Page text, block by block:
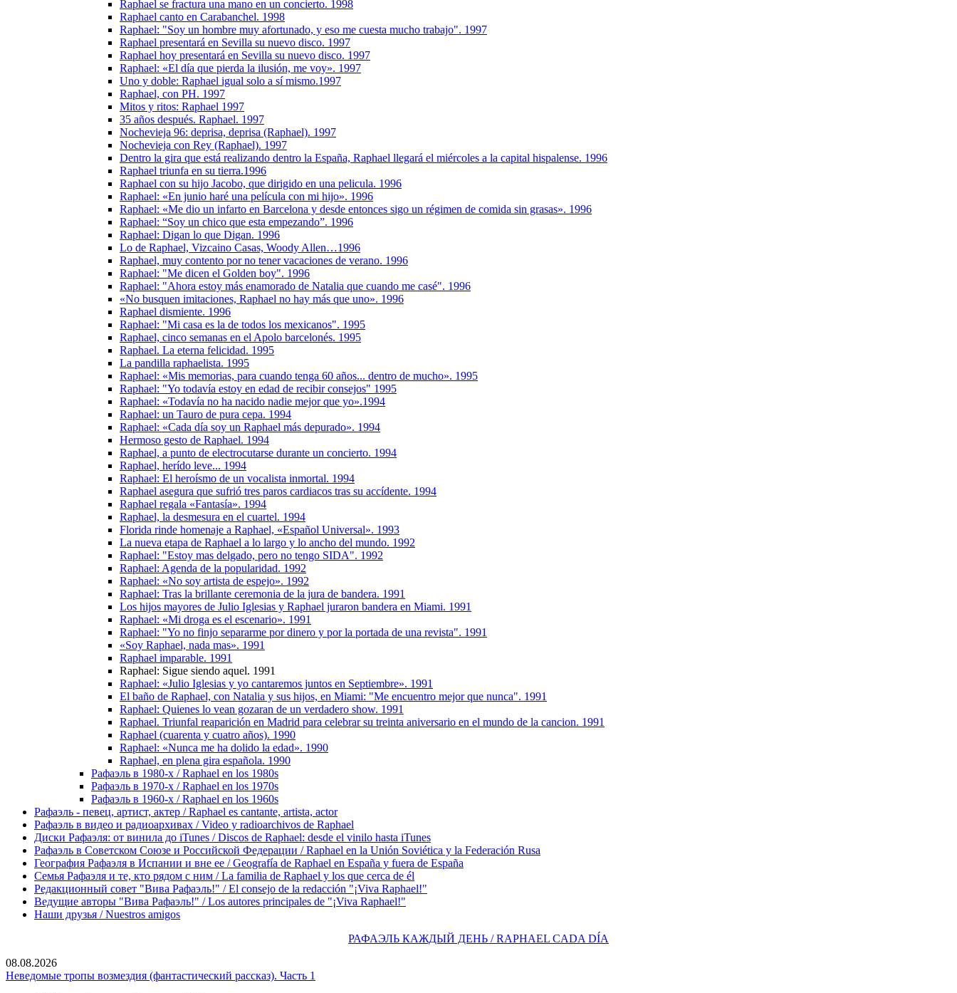
Raphael se fractura una mano en un concierto. 1998
Raphael canto en Carabanchel. 1998
Raphael: "Soy un hombre muy afortunado, y eso me cuesta mucho trabajo". 1997
Raphael presentará en Sevilla su nuevo disco. 1997
Raphael hoy presentará en Sevilla su nuevo disco. 1997
Raphael: «El día que pierda la ilusión, me voy». 1997
Uno y doble: Raphael igual solo a sí mismo.1997
Raphael, con PH. 1997
Mitos y ritos: Raphael 1997
35 años después. Raphael. 1997
Nochevieja 96: deprisa, deprisa (Raphael). 1997
Nochevieja con Rey (Raphael). 1997
Dentro la gira que está realizando dentro la España, Raphael llegará el miércoles a la capital hispalense. 1996
Raphael triunfa en su tierra.1996
Raphael con su hijo Jacobo, que dirigido en una pelicula. 1996
Raphael: «En junio haré una película con mi hijo». 1996
Raphael: «Me dio un infarto en Barcelona y desde entonces sigo un régimen de comida sin grasas». 1996
Raphael: “Soy un chico que esta empezando”. 1996
Raphael: Digan lo que Digan. 1996
Lo de Raphael, Vizcaino Casas, Woody Allen…1996
Raphael, muy contento por no tener vacaciones de verano. 1996
Raphael: "Me dicen el Golden boy". 1996
Raphael: "Ahora estoy más enamorado de Natalia que cuando me casé". 1996
«No busquen imitaciones, Raphael no hay más que uno». 1996
Raphael dismiente. 1996
Raphael: "Mi casa es la de todos los mexicanos". 1995
Raphael, cinco semanas en el Apolo barcelonés. 1995
Raphael. La eterna felicidad. 1995
La pandilla raphaelista. 1995
Raphael: «Mis memorias, para cuando tenga 60 años... dentro de mucho». 1995
Raphael: "Yo todavía estoy en edad de recibir consejos" 1995
Raphael: «Todavía no ha nacido nadie mejor que yo».1994
Raphael: un Tauro de pura cepa. 1994
Raphael: «Cada día soy un Raphael más depurado». 1994
Hermoso gesto de Raphael. 1994
Raphael, a punto de electrocutarse durante un concierto. 1994
Raphael, herído leve... 1994
Raphael: El heroísmo de un vocalista inmortal. 1994
Raphael asegura que sufrió tres paros cardiacos tras su accídente. 1994
Raphael regala «Fantasía». 1994
Raphael, la desmesura en el cuartel. 1994
Florida rinde homenaje a Raphael, «Español Universal». 1993
La nueva etapa de Raphael a lo largo y lo ancho del mundo. 1992
Raphael: "Estoy mas delgado, pero no tengo SIDA". 1992
Raphael: Agenda de la popularidad. 1992
Raphael: «No soy artista de espejo». 1992
Raphael: Tras la brillante ceremonia de la jura de bandera. 1991
Los hijos mayores de Julio Iglesias y Raphael juraron bandera en Miami. 1991
Raphael: «Mi droga es el escenario». 1991
Raphael: "Yo no finjo separarme por dinero y por la portada de una revista". 1991
«Soy Raphael, nada mas». 1991
Raphael imparable. 1991
Raphael: Sigue siendo aquel. 1991
Raphael: «Julio Iglesias y yo cantaremos juntos en Septiembre». 1991
El baño de Raphael, con Natalia y sus hijos, en Miami: "Me encuentro mejor que nunca". 1991
Raphael: Quienes lo vean gozaran de un verdadero show. 1991
Raphael. Triunfal reaparición en Madrid para celebrar su treinta aniversario en el mundo de la cancion. 1991
Raphael (cuarenta y cuatro años). 1990
Raphael: «Nunca me ha dolido la edad». 1990
Raphael, en plena gira española. 1990
Рафаэль в 1980-х / Raphael en los 1980s
Рафаэль в 1970-х / Raphael en los 1970s
Рафаэль в 1960-х / Raphael en los 1960s
Рафаэль - певец, артист, актер / Raphael es cantante, artista, actor
Рафаэль в видео и радиоархивах / Video y radioarchivos de Raphael
Диски Рафаэля: от винила до iTunes / Discos de Raphael: desde el vinilo hasta iTunes
Рафаэль в Советском Союзе и Российской Федерации / Raphael en la Unión Soviética y la Federación Rusa
География Рафаэля в Испании и вне ее / Geografía de Raphael en España y fuera de España
Семья Рафаэля и те, кто рядом с ним / La familia de Raphael y los que cerca de él
Редакционный совет "Вива Рафаэль!" / El consejo de la redacción "¡Viva Raphael!"
Ведущие авторы "Вива Рафаэль!" / Los autores principales de "¡Viva Raphael!"
Наши друзья / Nuestros amigos
РАФАЭЛЬ КАЖДЫЙ ДЕНЬ / RAPHAEL CADA DÍA
08.08.2026
Неведомые тропы возмездия (фантастический рассказ). Часть 1